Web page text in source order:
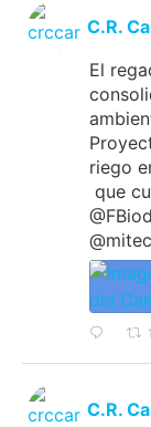
C.R.
El
riego
que
1
C.R.